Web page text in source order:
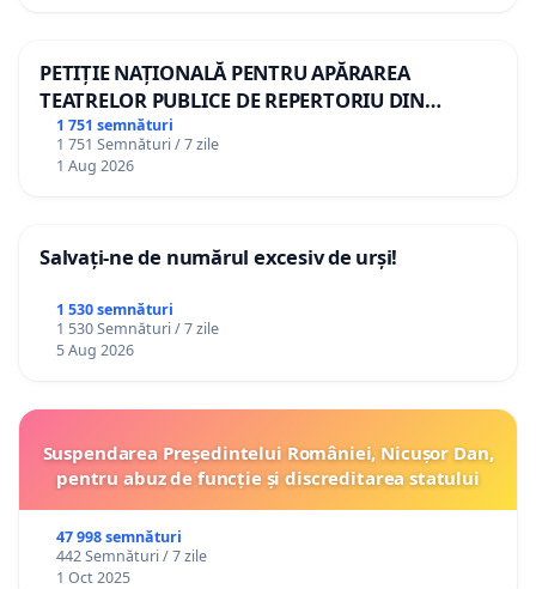
PETIȚIE NAȚIONALĂ PENTRU APĂRAREA
TEATRELOR PUBLICE DE REPERTORIU DIN
ROMÂNIA
1 751 semnături
1 751 Semnături / 7 zile
1 Aug 2026
Salvați-ne de numărul excesiv de urși!
1 530 semnături
1 530 Semnături / 7 zile
5 Aug 2026
Suspendarea Președintelui României, Nicușor Dan,
pentru abuz de funcție și discreditarea statului
47 998 semnături
442 Semnături / 7 zile
1 Oct 2025